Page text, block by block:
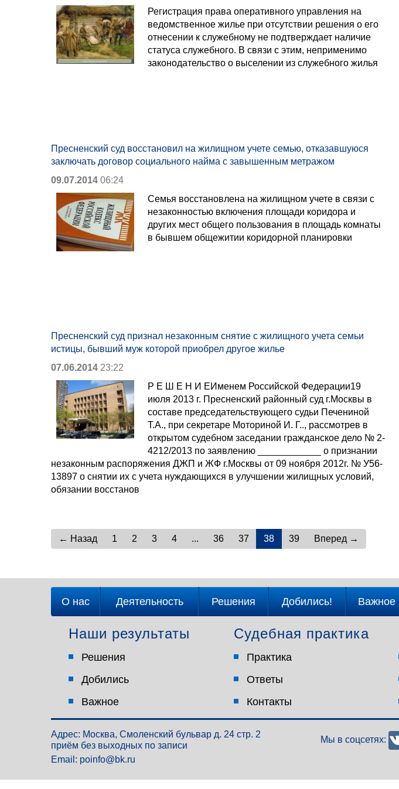
Регистрация права оперативного управления на
ведомственное жилье при отсутствии решения о его
отнесении к служебному не подтверждает наличие
статуса служебного. В связи с этим, неприменимо
законодательство о выселении из служебного жилья
Пресненский суд восстановил на жилищном учете семью, отказавшуюся
заключать договор социального найма с завышенным метражом
09.07.2014 06:24
Семья восстановлена на жилищном учете в связи с
незаконностью включения площади коридора и
других мест общего пользования в площадь комнаты
в бывшем общежитии коридорной планировки
Пресненский суд признал незаконным снятие с жилищного учета семьи
истицы, бывший муж которой приобрел другое жилье
07.06.2014 23:22
Р Е Ш Е Н И ЕИменем Российской Федерации19
июля 2013 г. Пресненский районный суд г.Москвы в
составе председательствующего судьи Печениной
Т.А., при секретаре Моториной И. Г.., рассмотрев в
открытом судебном заседании гражданское дело № 2-
4212/2013 по заявлению ____________ о признании
незаконным распоряжения ДЖП и ЖФ г.Москвы от 09 ноября 2012г. № У56-
13897 о снятии их с учета нуждающихся в улучшении жилищных условий,
обязании восстанов
← Назад 1 2 3 4 ... 36 37 38 39 Вперед →
О нас Деятельность Решения Добились! Важное
Наши результаты
Решения
Добились
Важное
Судебная практика
Практика
Ответы
Контакты
Адрес: Москва, Смоленский бульвар д. 24 стр. 2
приём без выходных по записи
Email: poinfo@bk.ru
Мы в соцсетях: